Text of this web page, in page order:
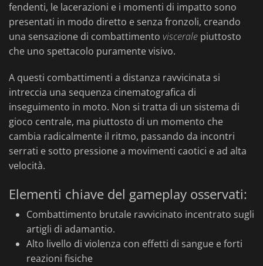
fendenti, le lacerazioni e i momenti di impatto sono
presentati in modo diretto e senza fronzoli, creando
una sensazione di combattimento viscerale piuttosto
che uno spettacolo puramente visivo.
A questi combattimenti a distanza ravvicinata si
intreccia una sequenza cinematografica di
inseguimento in moto. Non si tratta di un sistema di
gioco centrale, ma piuttosto di un momento che
cambia radicalmente il ritmo, passando da incontri
serrati e sotto pressione a movimenti caotici e ad alta
velocità.
Elementi chiave del gameplay osservati:
Combattimento brutale ravvicinato incentrato sugli
artigli di adamantio.
Alto livello di violenza con effetti di sangue e forti
reazioni fisiche